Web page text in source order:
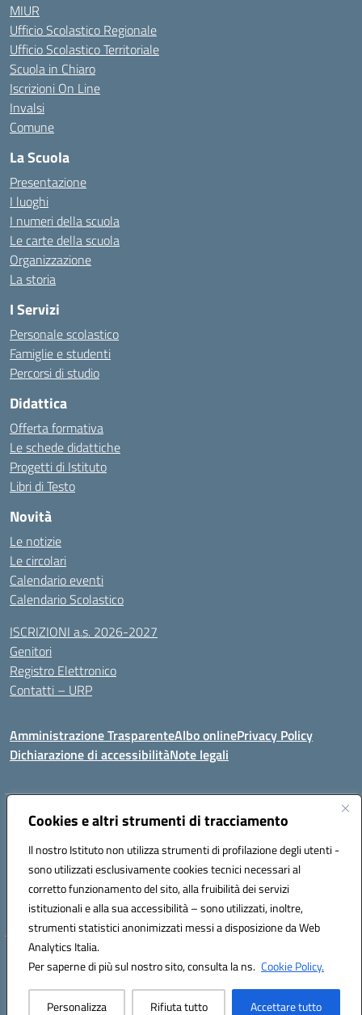
Cookies e altri strumenti di tracciamento
Il nostro Istituto non utilizza strumenti di profilazione degli utenti -
sono utilizzati esclusivamente cookies tecnici necessari al
corretto funzionamento del sito, alla fruibilità dei servizi
istituzionali e alla sua accessibilità – sono utilizzati, inoltre,
strumenti statistici anonimizzati messi a disposizione da Web
Analytics Italia.
Per saperne di più sul nostro sito, consulta la ns. Cookie Policy.
Personalizza Rifiuta tutto Accettare tutto
MIUR
Ufficio Scolastico Regionale
Ufficio Scolastico Territoriale
Scuola in Chiaro
Iscrizioni On Line
Invalsi
Comune
La Scuola
Presentazione
I luoghi
I numeri della scuola
Le carte della scuola
Organizzazione
La storia
I Servizi
Personale scolastico
Famiglie e studenti
Percorsi di studio
Didattica
Offerta formativa
Le schede didattiche
Progetti di Istituto
Libri di Testo
Novità
Le notizie
Le circolari
Calendario eventi
Calendario Scolastico
ISCRIZIONI a.s. 2026-2027
Genitori
Registro Elettronico
Contatti – URP
Amministrazione TrasparenteAlbo onlinePrivacy Policy
Dichiarazione di accessibilitàNote legali
Indirizzo:Via Tiziano, 50 - 60125 Ancona
Posta elettronica certificata (PEC):anic81600p@pec.istruzione.it
Codice fiscale: 93084460422
Codice meccanografico: ANIC81600P
Hosting & Powered by 3D Solution S.r.l.
Concept & Design by Designers Italia